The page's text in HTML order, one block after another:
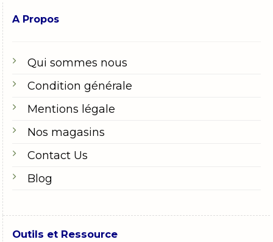
A Propos
Qui sommes nous
Condition générale
Mentions légale
Nos magasins
Contact Us
Blog
Outils et Ressource